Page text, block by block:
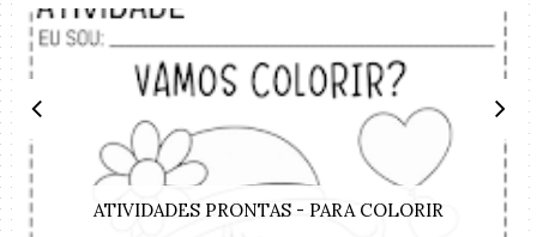
ATIVIDADES PRONTAS - PARA COLORIR